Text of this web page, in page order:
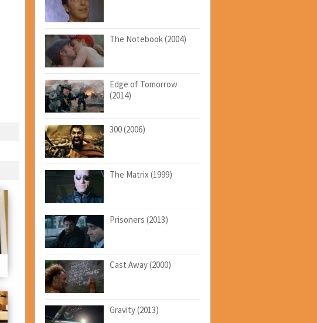
The Notebook (2004)
Edge of Tomorrow
(2014)
300 (2006)
The Matrix (1999)
Prisoners (2013)
Cast Away (2000)
Gravity (2013)